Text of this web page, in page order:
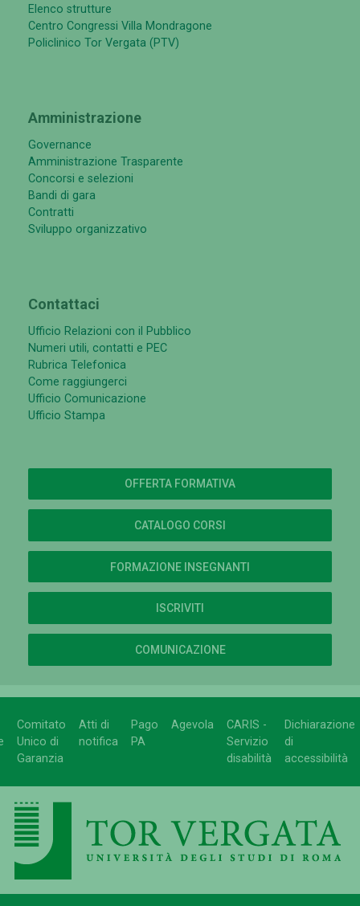
Elenco strutture
Centro Congressi Villa Mondragone
Policlinico Tor Vergata (PTV)
Amministrazione
Governance
Amministrazione Trasparente
Concorsi e selezioni
Bandi di gara
Contratti
Sviluppo organizzativo
Contattaci
Ufficio Relazioni con il Pubblico
Numeri utili, contatti e PEC
Rubrica Telefonica
Come raggiungerci
Ufficio Comunicazione
Ufficio Stampa
OFFERTA FORMATIVA
CATALOGO CORSI
FORMAZIONE INSEGNANTI
ISCRIVITI
COMUNICAZIONE
Comitato
Unico di
Garanzia
Atti di
notifica
Pago
PA
Agevola
CARIS -
Servizio
disabilità
Dichiarazione
di
accessibilità